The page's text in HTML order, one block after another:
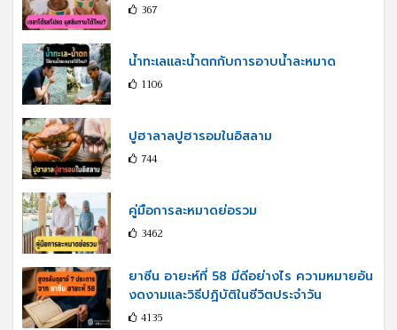
367
น้ำทะเลและน้ำตกกับการอาบน้ำละหมาด
1106
ปูฮาลาลปูฮารอมในอิสลาม
744
คู่มือการละหมาดย่อรวม
3462
ยาซีน อายะห์ที่ 58 มีดีอย่างไร ความหมายอัน
งดงามและวิธีปฏิบัติในชีวิตประจำวัน
4135